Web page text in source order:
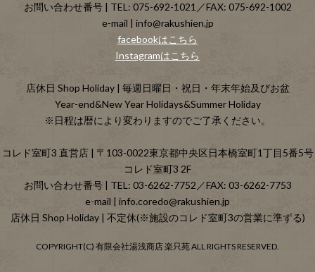
お問い合わせ番号 | TEL: 075-692-1021／FAX: 075-692-1002
e-mail | info@rakushien.jp
facebookはこちら
Instagramはこちら
店休日 Shop Holiday | 毎週日曜日・祝日・年末年始及びお盆
Year-end&New Year Holidays&Summer Holiday
※日程は暦により変わりますのでご了承ください。
コレド室町3 直営店 | 〒103-0022東京都中央区日本橋室町1丁目5番5号
コレド室町3 2F
お問い合わせ番号 | TEL: 03-6262-7752／FAX: 03-6262-7753
e-mail | info.coredo@rakushien.jp
店休日 Shop Holiday | 不定休(※施設のコレド室町3の営業に準ずる)
COPYRIGHT(C) 有限会社湯浅商店 楽只苑 ALL RIGHTS RESERVED.